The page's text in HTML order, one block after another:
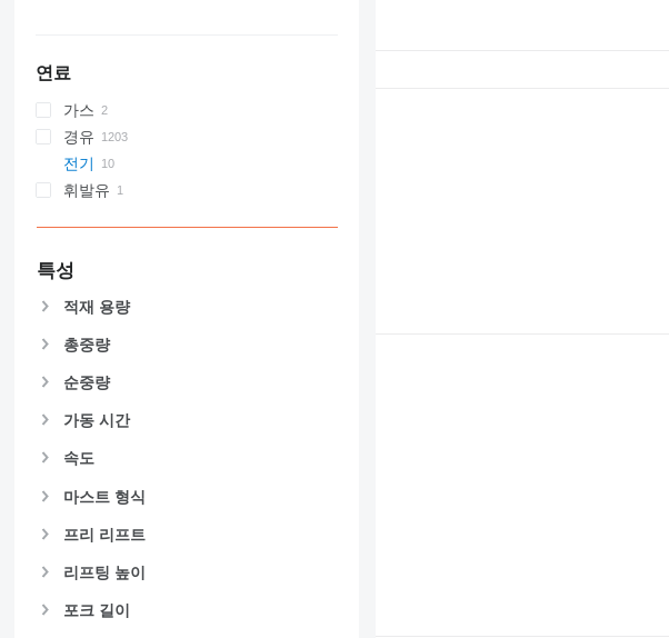
연료
가스
경유
전기
휘발유
특성
적재 용량
총중량
순중량
가동 시간
속도
마스트 형식
프리 리프트
리프팅 높이
포크 길이